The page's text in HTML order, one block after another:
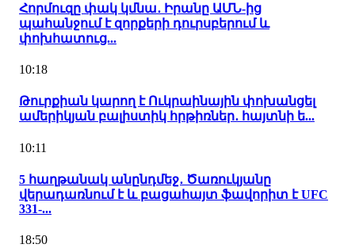
Հորմուզը փակ կմնա․ Իրանը ԱՄՆ-ից
պահանջում է զորքերի դուրսբերում և
փոխհատուց...
10:18
Թուրքիան կարող է Ուկրաինային փոխանցել
ամերիկյան բալիստիկ հրթիռներ․ հայտնի ե...
10:11
5 հաղթանակ անընդմեջ․ Ծառուկյանը
վերադառնում է և բացահայտ ֆավորիտ է UFC
331-...
18:50